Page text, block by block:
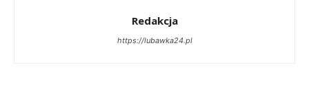
Redakcja
https://lubawka24.pl